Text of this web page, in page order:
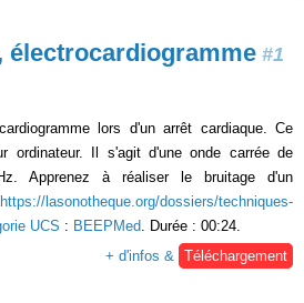
électrocardiogramme #1
lors d'un arrêt cardiaque. Ce
ordinateur. Il s'agit d'une onde carrée de
Apprenez à réaliser le bruitage d'un
https://lasonotheque.org/dossiers/techniques-
UCS : BEEPMed . Durée : 00:24.
+ d'infos &
Téléchargement